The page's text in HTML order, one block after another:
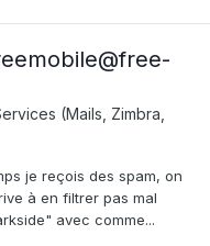
(Mails, Zimbra,
je reçois des spam, on
à en filtrer pas mal
avec comme...